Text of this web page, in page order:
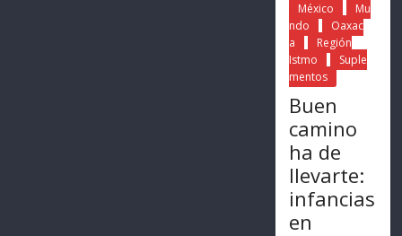
México
Mu
ndo
Oaxac
a
Región
Istmo
Suple
mentos
Buen
camino
ha de
llevarte:
infancias
en